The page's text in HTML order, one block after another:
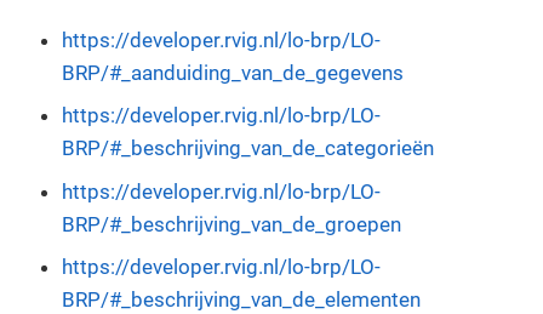
https://developer.rvig.nl/lo-brp/LO-
BRP/#_aanduiding_van_de_gegevens
https://developer.rvig.nl/lo-brp/LO-
BRP/#_beschrijving_van_de_categorieën
https://developer.rvig.nl/lo-brp/LO-
BRP/#_beschrijving_van_de_groepen
https://developer.rvig.nl/lo-brp/LO-
BRP/#_beschrijving_van_de_elementen